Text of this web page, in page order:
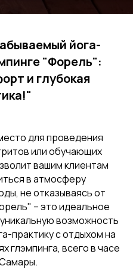
йога-
"Форель":
и глубокая
для проведения
или обучающих
вашим клиентам
в атмосферу
не отказываясь от
– это идеальное
возможность
практику с отдыхом на
глэмпинга, всего в часе